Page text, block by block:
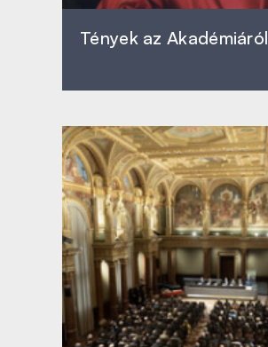
Tények az Akadémiáról